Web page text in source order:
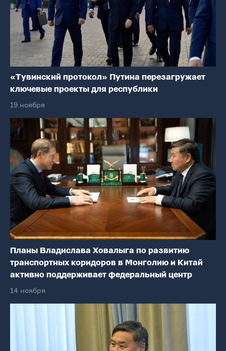
«Тувинский протокол» Путина перезагружает
ключевые проекты для республики
19 ноября
Планы Владислава Ховалыга по развитию
транспортных коридоров в Монголию и Китай
активно поддерживает федеральный центр
14 ноября